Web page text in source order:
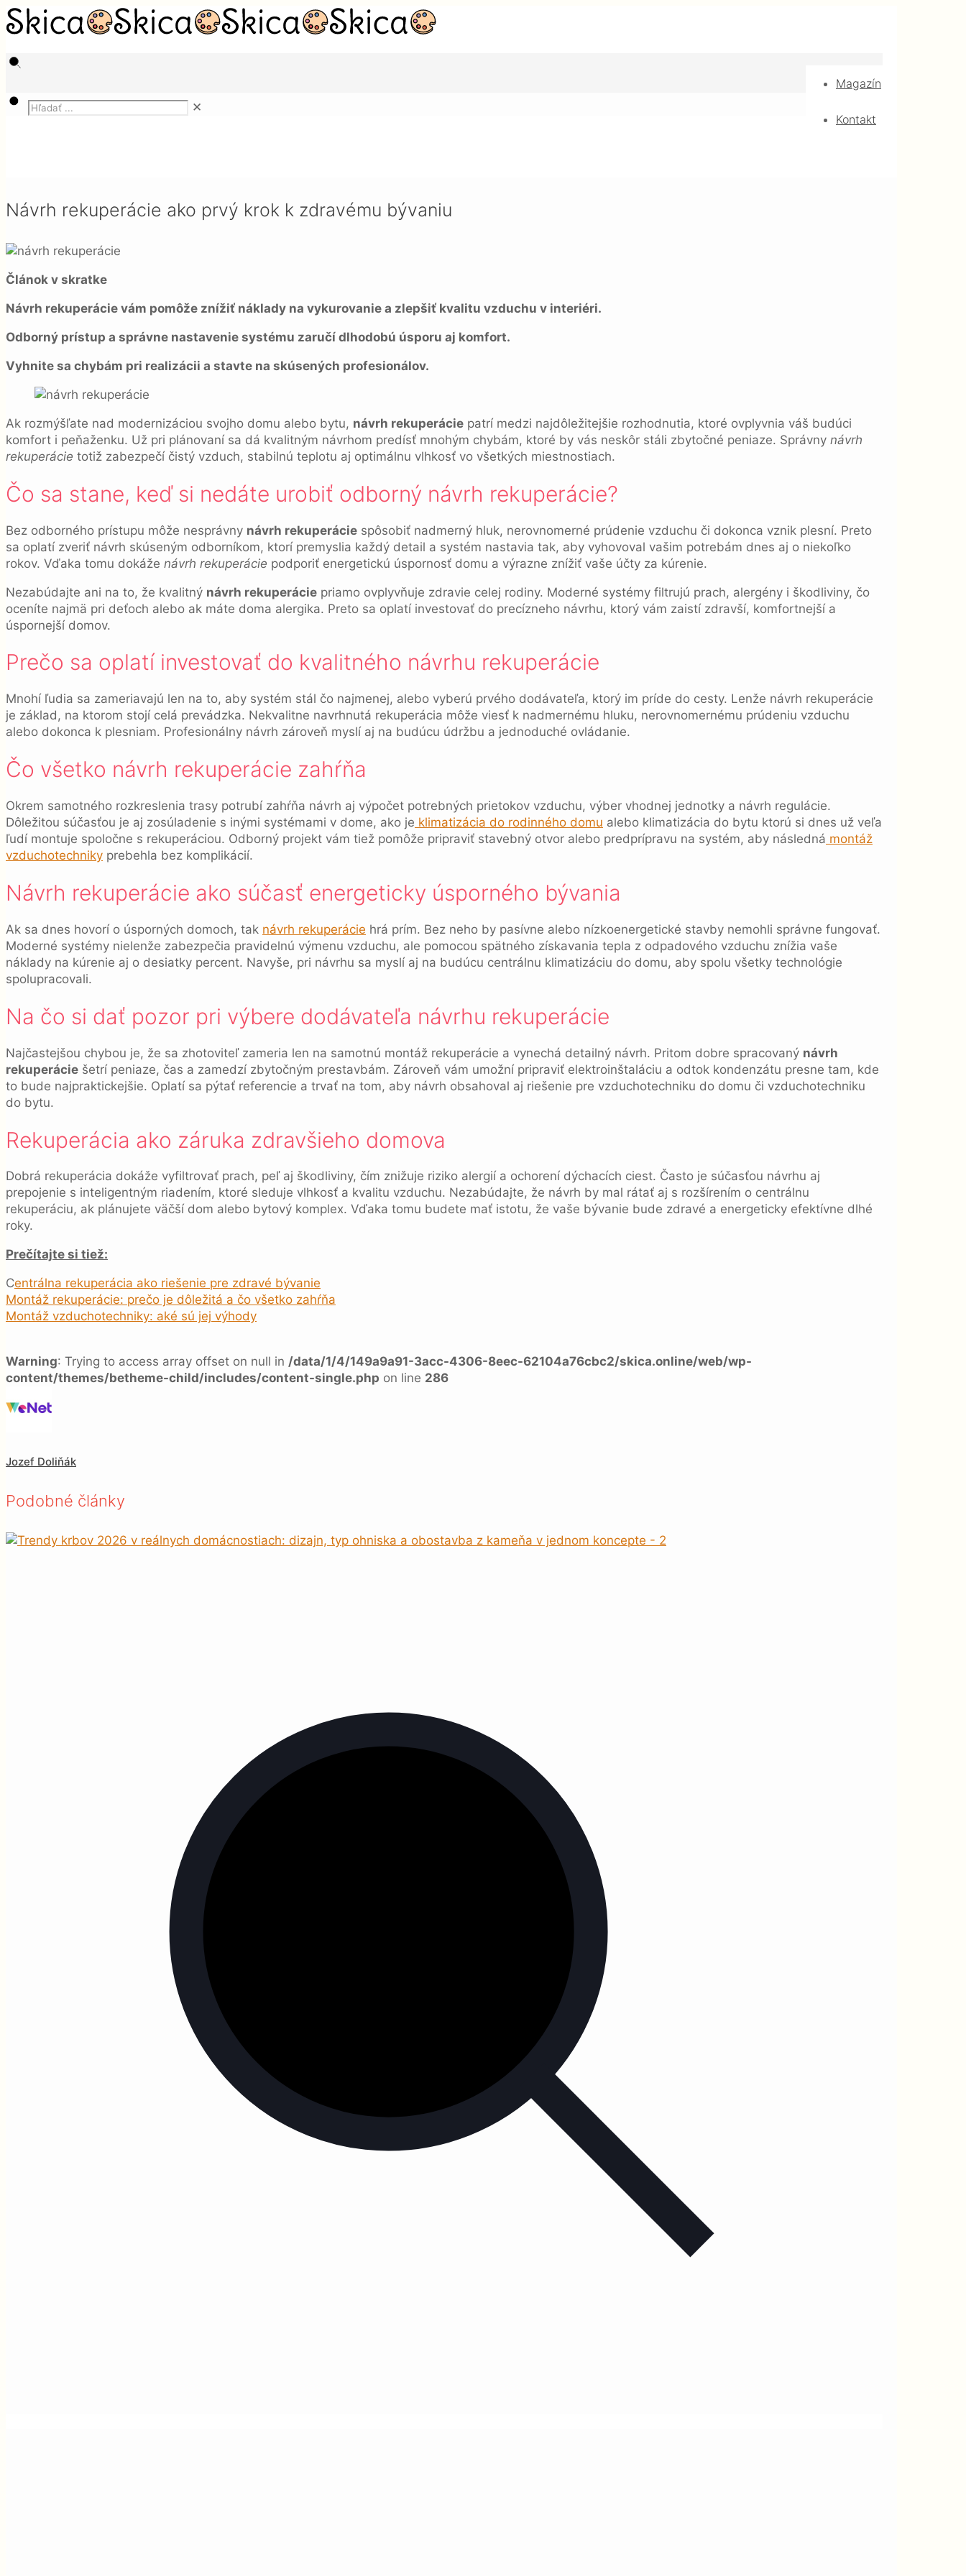
Magazín
Kontakt
✕
Návrh rekuperácie ako prvý krok k zdravému bývaniu
Článok v skratke
Návrh rekuperácie vám pomôže znížiť náklady na vykurovanie a zlepšiť kvalitu vzduchu v interiéri.
Odborný prístup a správne nastavenie systému zaručí dlhodobú úsporu aj komfort.
Vyhnite sa chybám pri realizácii a stavte na skúsených profesionálov.
Ak rozmýšľate nad modernizáciou svojho domu alebo bytu, návrh rekuperácie patrí medzi najdôležitejšie rozhodnutia, ktoré ovplyvnia váš budúci
komfort i peňaženku. Už pri plánovaní sa dá kvalitným návrhom predísť mnohým chybám, ktoré by vás neskôr stáli zbytočné peniaze. Správny návrh
rekuperácie totiž zabezpečí čistý vzduch, stabilnú teplotu aj optimálnu vlhkosť vo všetkých miestnostiach.
Čo sa stane, keď si nedáte urobiť odborný návrh rekuperácie?
Bez odborného prístupu môže nesprávny návrh rekuperácie spôsobiť nadmerný hluk, nerovnomerné prúdenie vzduchu či dokonca vznik plesní. Preto
sa oplatí zveriť návrh skúseným odborníkom, ktorí premyslia každý detail a systém nastavia tak, aby vyhovoval vašim potrebám dnes aj o niekoľko
rokov. Vďaka tomu dokáže návrh rekuperácie podporiť energetickú úspornosť domu a výrazne znížiť vaše účty za kúrenie.
Nezabúdajte ani na to, že kvalitný návrh rekuperácie priamo ovplyvňuje zdravie celej rodiny. Moderné systémy filtrujú prach, alergény i škodliviny, čo
oceníte najmä pri deťoch alebo ak máte doma alergika. Preto sa oplatí investovať do precízneho návrhu, ktorý vám zaistí zdravší, komfortnejší a
úspornejší domov.
Prečo sa oplatí investovať do kvalitného návrhu rekuperácie
Mnohí ľudia sa zameriavajú len na to, aby systém stál čo najmenej, alebo vyberú prvého dodávateľa, ktorý im príde do cesty. Lenže návrh rekuperácie
je základ, na ktorom stojí celá prevádzka. Nekvalitne navrhnutá rekuperácia môže viesť k nadmernému hluku, nerovnomernému prúdeniu vzduchu
alebo dokonca k plesniam. Profesionálny návrh zároveň myslí aj na budúcu údržbu a jednoduché ovládanie.
Čo všetko návrh rekuperácie zahŕňa
Okrem samotného rozkreslenia trasy potrubí zahŕňa návrh aj výpočet potrebných prietokov vzduchu, výber vhodnej jednotky a návrh regulácie.
Dôležitou súčasťou je aj zosúladenie s inými systémami v dome, ako je klimatizácia do rodinného domu alebo klimatizácia do bytu ktorú si dnes už veľa
ľudí montuje spoločne s rekuperáciou. Odborný projekt vám tiež pomôže pripraviť stavebný otvor alebo predprípravu na systém, aby následná montáž
vzduchotechniky prebehla bez komplikácií.
Návrh rekuperácie ako súčasť energeticky úsporného bývania
Ak sa dnes hovorí o úsporných domoch, tak návrh rekuperácie hrá prím. Bez neho by pasívne alebo nízkoenergetické stavby nemohli správne fungovať.
Moderné systémy nielenže zabezpečia pravidelnú výmenu vzduchu, ale pomocou spätného získavania tepla z odpadového vzduchu znížia vaše
náklady na kúrenie aj o desiatky percent. Navyše, pri návrhu sa myslí aj na budúcu centrálnu klimatizáciu do domu, aby spolu všetky technológie
spolupracovali.
Na čo si dať pozor pri výbere dodávateľa návrhu rekuperácie
Najčastejšou chybou je, že sa zhotoviteľ zameria len na samotnú montáž rekuperácie a vynechá detailný návrh. Pritom dobre spracovaný návrh
rekuperácie šetrí peniaze, čas a zamedzí zbytočným prestavbám. Zároveň vám umožní pripraviť elektroinštaláciu a odtok kondenzátu presne tam, kde
to bude najpraktickejšie. Oplatí sa pýtať referencie a trvať na tom, aby návrh obsahoval aj riešenie pre vzduchotechniku do domu či vzduchotechniku
do bytu.
Rekuperácia ako záruka zdravšieho domova
Dobrá rekuperácia dokáže vyfiltrovať prach, peľ aj škodliviny, čím znižuje riziko alergií a ochorení dýchacích ciest. Často je súčasťou návrhu aj
prepojenie s inteligentným riadením, ktoré sleduje vlhkosť a kvalitu vzduchu. Nezabúdajte, že návrh by mal rátať aj s rozšírením o centrálnu
rekuperáciu, ak plánujete väčší dom alebo bytový komplex. Vďaka tomu budete mať istotu, že vaše bývanie bude zdravé a energeticky efektívne dlhé
roky.
Prečítajte si tiež:
Centrálna rekuperácia ako riešenie pre zdravé bývanie
Montáž rekuperácie: prečo je dôležitá a čo všetko zahŕňa
Montáž vzduchotechniky: aké sú jej výhody
Warning: Trying to access array offset on null in /data/1/4/149a9a91-3acc-4306-8eec-62104a76cbc2/skica.online/web/wp-
content/themes/betheme-child/includes/content-single.php on line 286
Jozef Doliňák
Podobné články